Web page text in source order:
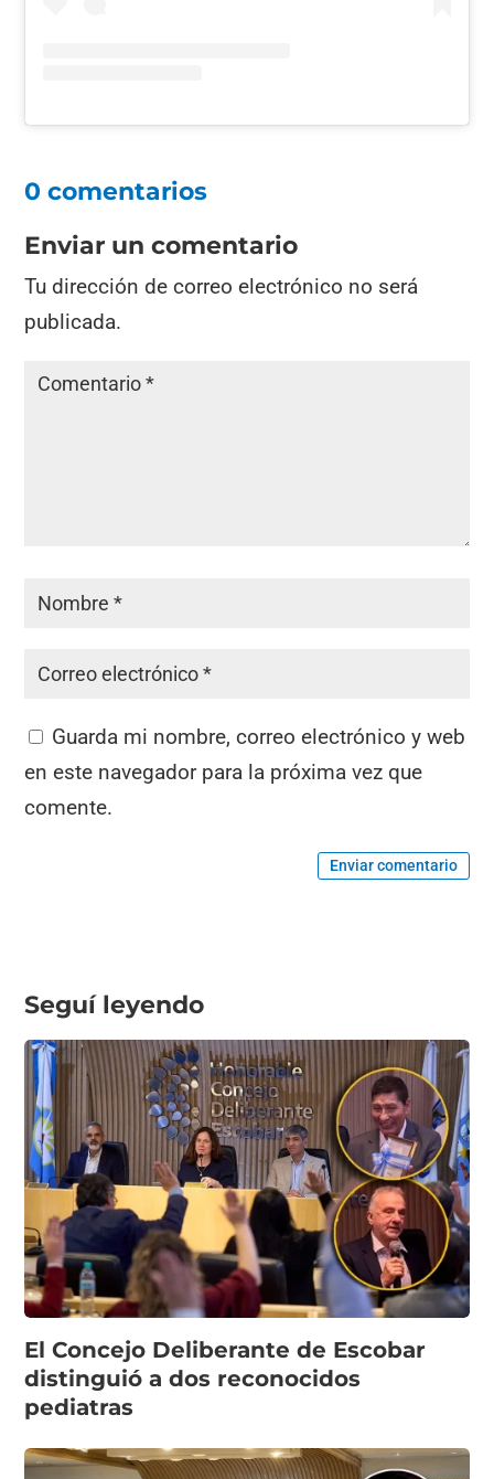
0 comentarios
Enviar un comentario
Tu dirección de correo electrónico no será
publicada.
Guarda mi nombre, correo electrónico y web
en este navegador para la próxima vez que
comente.
Enviar comentario
Seguí leyendo
El Concejo Deliberante de Escobar
distinguió a dos reconocidos
pediatras